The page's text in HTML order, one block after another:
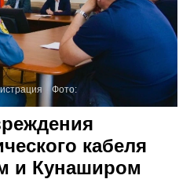
Фото:
кабеля
и Кунаширом